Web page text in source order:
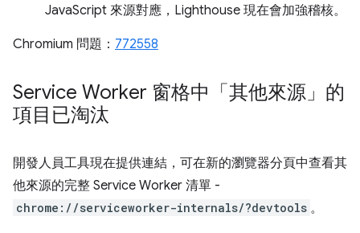
JavaScript 來源對應，Lighthouse 現在會加強稽核。
Chromium 問題： 772558
Service Worker 窗格中「其他來源」的
項目已淘汰
開發人員工具現在提供連結，可在新的瀏覽器分頁中查看其
他來源的完整 Service Worker 清單 -
chrome://serviceworker-internals/?devtools 。